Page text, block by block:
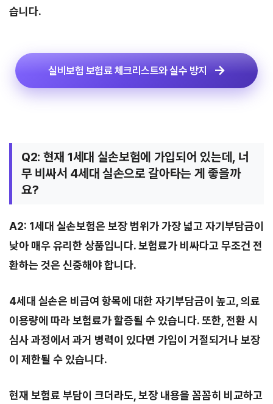
습니다.
실비보험 보험료 체크리스트와 실수 방지
Q2: 현재 1세대 실손보험에 가입되어 있는데, 너
무 비싸서 4세대 실손으로 갈아타는 게 좋을까
요?
A2: 1세대 실손보험은 보장 범위가 가장 넓고 자기부담금이
낮아 매우 유리한 상품입니다. 보험료가 비싸다고 무조건 전
환하는 것은 신중해야 합니다.
4세대 실손은 비급여 항목에 대한 자기부담금이 높고, 의료
이용량에 따라 보험료가 할증될 수 있습니다. 또한, 전환 시
심사 과정에서 과거 병력이 있다면 가입이 거절되거나 보장
이 제한될 수 있습니다.
현재 보험료 부담이 크더라도, 보장 내용을 꼼꼼히 비교하고